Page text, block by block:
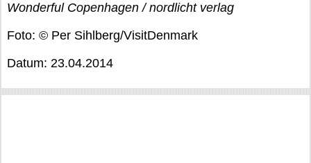
Wonderful Copenhagen / nordlicht verlag
Foto: © Per Sihlberg/VisitDenmark
Datum: 23.04.2014